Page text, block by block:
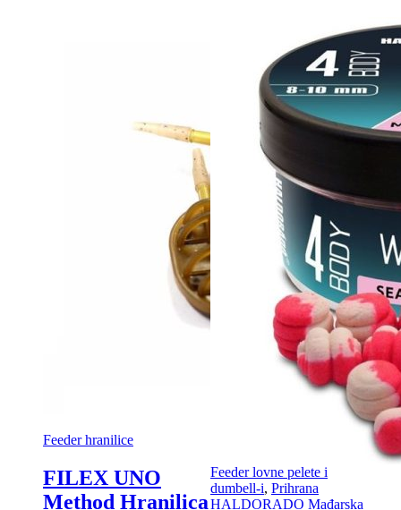
Feeder hranilice
FILEX UNO
Method Hranilica
Feeder lovne pelete i
dumbell-i, Prihrana
HALDORADO Mađarska